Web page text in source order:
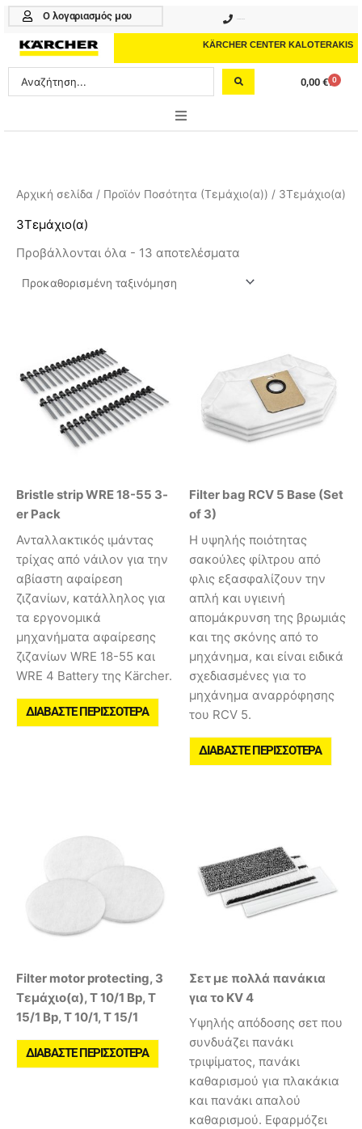
Μετάβαση
περιεχόμενο
Ο λογαριασμός μου
KÄRCHER CENTER KALOTERAKIS
Search
...
0,00 € 0
Cart
PROFESSIONAL
ΑΞΕΣΟΥΑΡ
ΚΑΘΑΡΙΣΤΙΚΑ
Αρχική σελίδα / Προϊόν Ποσότητα (Τεμάχιο(α)) / 3Τεμάχιο(α)
3Τεμάχιο(α)
Προβάλλονται όλα - 13 αποτελέσματα
Bristle strip WRE 18-55 3-
er Pack
Ανταλλακτικός ιμάντας
τρίχας από νάιλον για την
αβίαστη αφαίρεση
ζιζανίων, κατάλληλος για
τα εργονομικά
μηχανήματα αφαίρεσης
ζιζανίων WRE 18-55 και
WRE 4 Battery της Kärcher.
ΔΙΑΒΆΣΤΕ ΠΕΡΙΣΣΌΤΕΡΑ
Filter bag RCV 5 Base (Set
of 3)
Η υψηλής ποιότητας
σακούλες φίλτρου από
φλις εξασφαλίζουν την
απλή και υγιεινή
απομάκρυνση της βρωμιάς
και της σκόνης από το
μηχάνημα, και είναι ειδικά
σχεδιασμένες για το
μηχάνημα αναρρόφησης
του RCV 5.
ΔΙΑΒΆΣΤΕ ΠΕΡΙΣΣΌΤΕΡΑ
Filter motor protecting, 3
Τεμάχιο(α), T 10/1 Bp, T
15/1 Bp, T 10/1, T 15/1
ΔΙΑΒΆΣΤΕ ΠΕΡΙΣΣΌΤΕΡΑ
Σετ με πολλά πανάκια
για το KV 4
Υψηλής απόδοσης σετ που
συνδυάζει πανάκι
τριψίματος, πανάκι
καθαρισμού για πλακάκια
και πανάκι απαλού
καθαρισμού. Εφαρμόζει